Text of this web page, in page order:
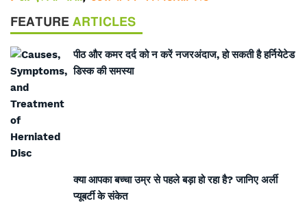
FEATURE ARTICLES
पीठ और कमर दर्द को न करें नजरअंदाज, हो सकती है हर्नियेटेड
डिस्क की समस्या
क्या आपका बच्चा उम्र से पहले बड़ा हो रहा है? जानिए अर्ली
प्यूबर्टी के संकेत